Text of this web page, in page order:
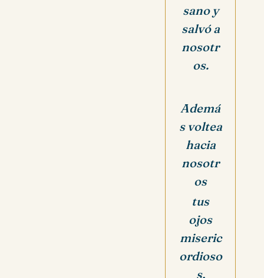
sano y
salvó a
nosotr
os.
Ademá
s voltea
hacia
nosotr
os
tus
ojos
miseric
ordioso
s,